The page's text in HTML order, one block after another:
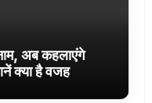
अब कहलाएंगे
क्या है वजह